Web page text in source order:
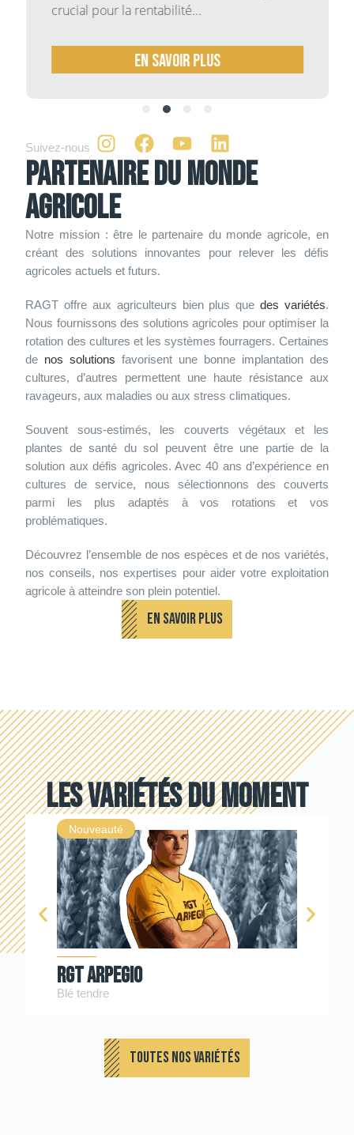
crucial pour la rentabilité...
En savoir plus
Suivez-nous
Partenaire du monde
agricole
Notre mission : être le partenaire du monde agricole, en
créant des solutions innovantes pour relever les défis
agricoles actuels et futurs.
RAGT offre aux agriculteurs bien plus que des variétés.
Nous fournissons des solutions agricoles pour optimiser la
rotation des cultures et les systèmes fourragers. Certaines
de nos solutions favorisent une bonne implantation des
cultures, d’autres permettent une haute résistance aux
ravageurs, aux maladies ou aux stress climatiques.
Souvent sous-estimés, les couverts végétaux et les
plantes de santé du sol peuvent être une partie de la
solution aux défis agricoles. Avec 40 ans d’expérience en
cultures de service, nous sélectionnons des couverts
parmi les plus adaptés à vos rotations et vos
problématiques.
Découvrez l’ensemble de nos espèces et de nos variétés,
nos conseils, nos expertises pour aider votre exploitation
agricole à atteindre son plein potentiel.
EN SAVOIR PLUS
Les variétés du moment
Nouveauté
RGT ARPEGIO
Blé tendre
TOUTES NOS VARIÉTÉS